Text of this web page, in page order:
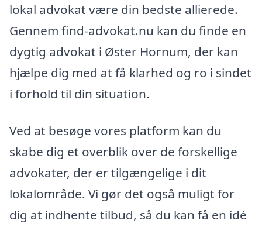
lokal advokat være din bedste allierede.
Gennem find-advokat.nu kan du finde en
dygtig advokat i Øster Hornum, der kan
hjælpe dig med at få klarhed og ro i sindet
i forhold til din situation.
Ved at besøge vores platform kan du
skabe dig et overblik over de forskellige
advokater, der er tilgængelige i dit
lokalområde. Vi gør det også muligt for
dig at indhente tilbud, så du kan få en idé